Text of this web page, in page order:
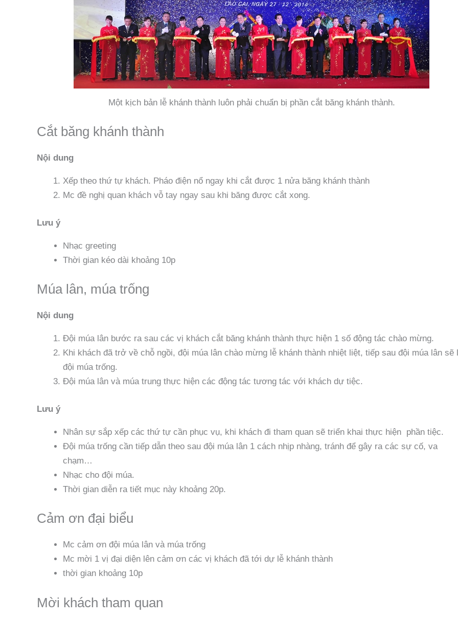
Một kịch bản lễ khánh thành luôn phải chuẩn bị phần cắt băng khánh thành.
Cắt băng khánh thành
Nội dung
Xếp theo thứ tự khách. Pháo điện nổ ngay khi cắt được 1 nửa băng khánh thành
Mc đề nghị quan khách vỗ tay ngay sau khi băng được cắt xong.
Lưu ý
Nhạc greeting
Thời gian kéo dài khoảng 10p
Múa lân, múa trống
Nội dung
Đội múa lân bước ra sau các vị khách cắt băng khánh thành thực hiện 1 số động tác chào mừng.
Khi khách đã trở về chỗ ngồi, đội múa lân chào mừng lễ khánh thành nhiệt liệt, tiếp sau đội múa lân sẽ
đội múa trống.
Đội múa lân và múa trung thực hiện các động tác tương tác với khách dự tiệc.
Lưu ý
Nhân sự sắp xếp các thứ tự cần phục vụ, khi khách đi tham quan sẽ triển khai thực hiện phần tiệc.
Đội múa trống cần tiếp dẫn theo sau đội múa lân 1 cách nhịp nhàng, tránh để gây ra các sự cố, va
chạm…
Nhạc cho đội múa.
Thời gian diễn ra tiết mục này khoảng 20p.
Cảm ơn đại biểu
Mc cảm ơn đội múa lân và múa trống
Mc mời 1 vị đại diện lên cảm ơn các vị khách đã tới dự lễ khánh thành
thời gian khoảng 10p
Mời khách tham quan